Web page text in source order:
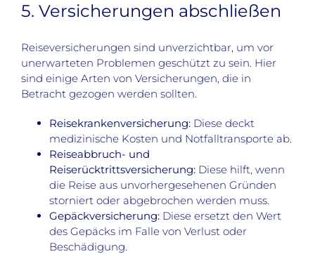
5. Versicherungen abschließen
Reiseversicherungen sind unverzichtbar, um vor
unerwarteten Problemen geschützt zu sein. Hier
sind einige Arten von Versicherungen, die in
Betracht gezogen werden sollten.
Reisekrankenversicherung:Diese deckt
medizinische Kosten und Notfalltransporte ab.
Reiseabbruch- und
Reiserücktrittsversicherung:Diese hilft, wenn
die Reise aus unvorhergesehenen Gründen
storniert oder abgebrochen werden muss.
Gepäckversicherung:Diese ersetzt den Wert
des Gepäcks im Falle von Verlust oder
Beschädigung.